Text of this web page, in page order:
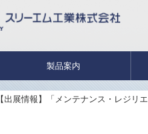
製品案内
【出展情報】「メンテナンス・レジ